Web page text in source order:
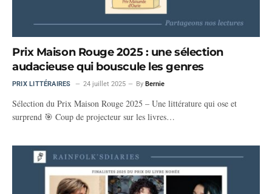
Prix Maison Rouge 2025 : une sélection
audacieuse qui bouscule les genres
PRIX LITTÉRAIRES 24 juillet 2025 By Bernie
Sélection du Prix Maison Rouge 2025 – Une littérature qui ose et
surprend 🎯 Coup de projecteur sur les livres…